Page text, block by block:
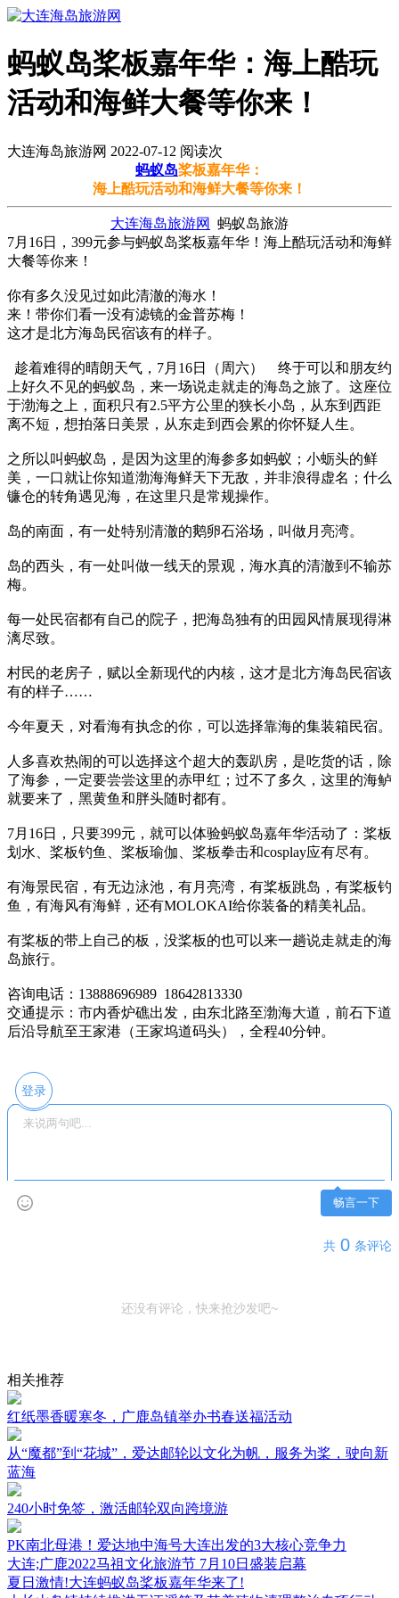
蚂蚁岛桨板嘉年华：海上酷玩
活动和海鲜大餐等你来！
大连海岛旅游网 2022-07-12 阅读次
蚂蚁岛桨板嘉年华：
海上酷玩活动和海鲜大餐等你来！
大连海岛旅游网
蚂蚁岛旅游
7月16日，399元参与蚂蚁岛桨板嘉年华！海上酷玩活动和海鲜
大餐等你来！
你有多久没见过如此清澈的海水！
来！带你们看一没有滤镜的金普苏梅！
这才是北方海岛民宿该有的样子。
趁着难得的晴朗天气，7月16日（周六） 终于可以和朋友约
上好久不见的蚂蚁岛，来一场说走就走的海岛之旅了。这座位
于渤海之上，面积只有2.5平方公里的狭长小岛，从东到西距
离不短，想拍落日美景，从东走到西会累的你怀疑人生。
之所以叫蚂蚁岛，是因为这里的海参多如蚂蚁；小蛎头的鲜
美，一口就让你知道渤海海鲜天下无敌，并非浪得虚名；什么
镰仓的转角遇见海，在这里只是常规操作。
岛的南面，有一处特别清澈的鹅卵石浴场，叫做月亮湾。
岛的西头，有一处叫做一线天的景观，海水真的清澈到不输苏
梅。
每一处民宿都有自己的院子，把海岛独有的田园风情展现得淋
漓尽致。
村民的老房子，赋以全新现代的内核，这才是北方海岛民宿该
有的样子……
今年夏天，对看海有执念的你，可以选择靠海的集装箱民宿。
人多喜欢热闹的可以选择这个超大的轰趴房，是吃货的话，除
了海参，一定要尝尝这里的赤甲红；过不了多久，这里的海鲈
就要来了，黑黄鱼和胖头随时都有。
7月16日，只要399元，就可以体验蚂蚁岛嘉年华活动了：桨板
划水、桨板钓鱼、桨板瑜伽、桨板拳击和cosplay应有尽有。
有海景民宿，有无边泳池，有月亮湾，有桨板跳岛，有桨板钓
鱼，有海风有海鲜，还有MOLOKAI给你装备的精美礼品。
有桨板的带上自己的板，没桨板的也可以来一趟说走就走的海
岛旅行。
咨询电话：13888696989 18642813330
交通提示：市内香炉礁出发，由东北路至渤海大道，前石下道
后沿导航至王家港（王家坞道码头），全程40分钟。
登录
畅言一下
共 0 条评论
还没有评论，快来抢沙发吧~
相关推荐
红纸墨香暖寒冬，广鹿岛镇举办书春送福活动
从“魔都”到“花城”，爱达邮轮以文化为帆，服务为桨，驶向新
蓝海
240小时免签，激活邮轮双向跨境游
PK南北母港！爱达地中海号大连出发的3大核心竞争力
大连;广鹿2022马祖文化旅游节 7月10日盛装启幕
夏日激情!大连蚂蚁岛桨板嘉年华来了!